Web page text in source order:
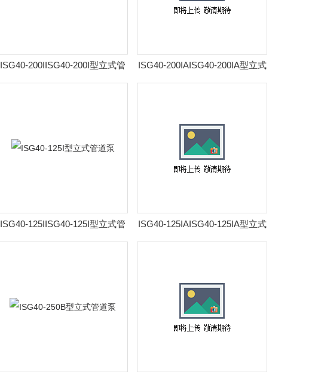
ISG40-200IISG40-200I型立式管
道泵
ISG40-200IAISG40-200IA型立式
管道泵
ISG40-125IISG40-125I型立式管
道泵
ISG40-125IAISG40-125IA型立式
管道泵